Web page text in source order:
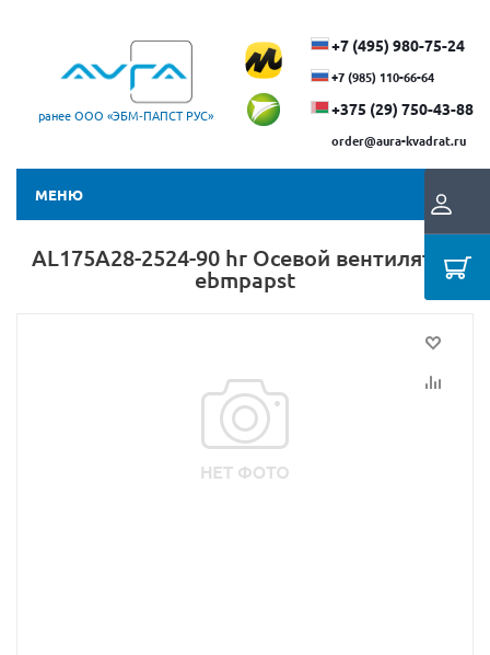
ранее ООО «ЭБМ‑ПАПСТ РУС»
+7 (495) 980-75-24
+7 (985) 110-66-64
+375 (29) ​750-43-88
order@aura-kvadrat.ru
МЕНЮ
AL175A28-2524-90 hr Осевой вентилятор
ebmpapst